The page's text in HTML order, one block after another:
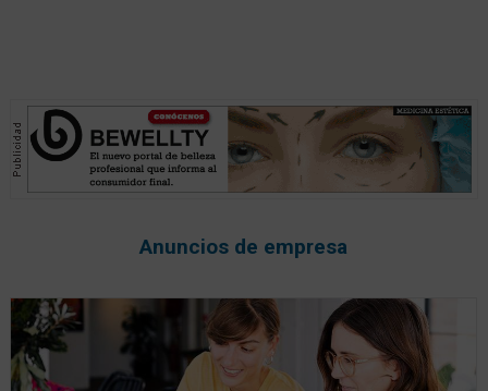
Anuncios de empresa